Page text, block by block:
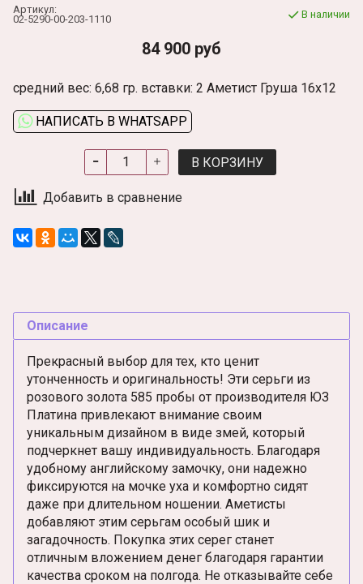
Артикул:
02-5290-00-203-1110
В наличии
84 900 руб
средний вес: 6,68 гр. вставки: 2 Аметист Груша 16х12
НАПИСАТЬ В WHATSAPP
В КОРЗИНУ
Добавить в сравнение
Описание
Прекрасный выбор для тех, кто ценит
утонченность и оригинальность! Эти серьги из
розового золота 585 пробы от производителя ЮЗ
Платина привлекают внимание своим
уникальным дизайном в виде змей, который
подчеркнет вашу индивидуальность. Благодаря
удобному английскому замочку, они надежно
фиксируются на мочке уха и комфортно сидят
даже при длительном ношении. Аметисты
добавляют этим серьгам особый шик и
загадочность. Покупка этих серег станет
отличным вложением денег благодаря гарантии
качества сроком на полгода. Не отказывайте себе